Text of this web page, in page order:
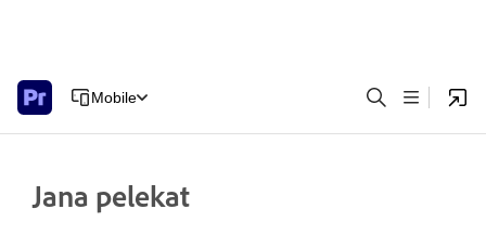
Mobile
Jana pelekat